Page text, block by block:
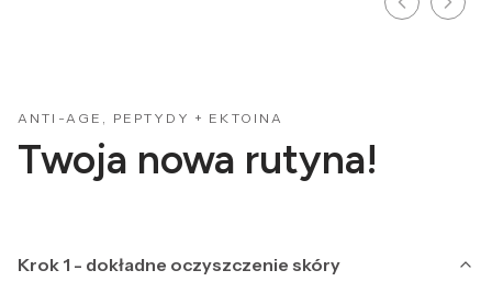
ANTI-AGE, PEPTYDY + EKTOINA
Twoja nowa rutyna!
Krok 1 - dokładne oczyszczenie skóry